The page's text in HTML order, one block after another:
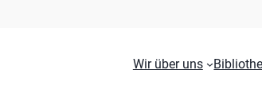
Wir über uns